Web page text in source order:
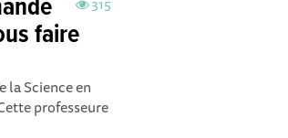
faire
la Science en
professeure